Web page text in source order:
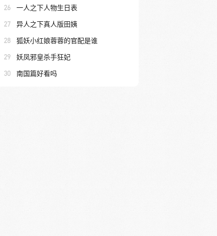
26 一人之下人物生日表
27 异人之下真人版田姨
28 狐妖小红娘蓉蓉的官配是谁
29 妖凤邪皇杀手狂妃
30 南国篇好看吗